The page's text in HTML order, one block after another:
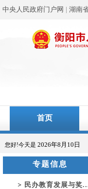
中央人民政府门户网 湖南
首页
您好!今天是 2026年8月10日
专题信息
民办教育发展与奖